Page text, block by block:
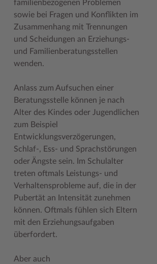
Geodatenportale (Kreiskarte)
Kfz-Zulassung
Kontakt / Öffnungszeiten
Leistungen
Lexikon
Publikationen
Wo Sie uns finden
Wunsch-Kennzeichen ↗
Zuständigkeitsfinder SH ↗
Fotoarchiv
Hitzeschutz
Klimaanpassungskonzept
Lokales Wetter
Newsletter
Pressemeldungen
Social Media
Stellenangebote
Stormarninfo
Termine
Ukrainehilfe
Kreispräsident
Kreistag und Ausschüsse
Kreistag Sitzungskalender
Landrat
Sonderbereiche
Stabsbereiche
Städte und Gemeinden
Wahlen im Kreis
Wappen und Geschichte
Wappenrolle
Was ist ein Kreis?
Offene Stellen
Praktika und FSJ
Weiterbildung beim Kreis Stormarn
Klimaschutz beim Kreis Stormarn
Projekt e-Gewerbe
Stormarner Bündnis für bezahlbares Wohnen
Zahlen, Daten, Fakten
Kulturelle Einrichtungen
Museen
Naturschutzgebiete
Storchenhorste
Lieblingsplätze in der Metropolregion
Termine und Veranstaltungen
Tourismus
Umlandscout Hamburg
Vereine und Gruppen
Wälder und Moore
familienbezogenen Problemen
sowie bei Fragen und Konflikten im
Zusammenhang mit Trennungen
und Scheidungen an Erziehungs-
und Familienberatungsstellen
wenden.
Anlass zum Aufsuchen einer
Beratungsstelle können je nach
Alter des Kindes oder Jugendlichen
zum Beispiel
Entwicklungsverzögerungen,
Schlaf-, Ess- und Sprachstörungen
oder Ängste sein. Im Schulalter
treten oftmals Leistungs- und
Verhaltensprobleme auf, die in der
Pubertät an Intensität zunehmen
können. Oftmals fühlen sich Eltern
mit den Erziehungsaufgaben
überfordert.
Aber auch